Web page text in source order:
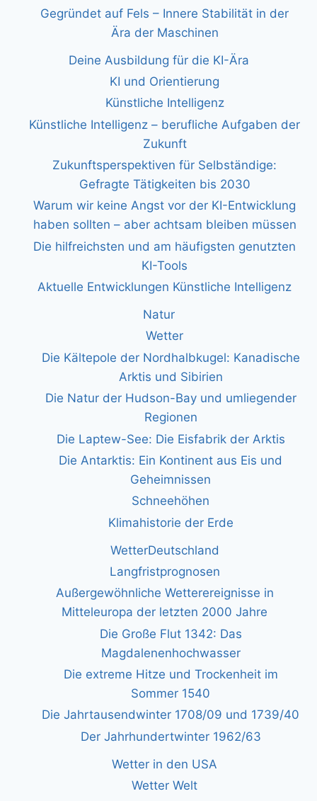
Gegründet auf Fels – Innere Stabilität in der
Ära der Maschinen
Deine Ausbildung für die KI-Ära
KI und Orientierung
Künstliche Intelligenz
Künstliche Intelligenz – berufliche Aufgaben der
Zukunft
Zukunftsperspektiven für Selbständige:
Gefragte Tätigkeiten bis 2030
Warum wir keine Angst vor der KI-Entwicklung
haben sollten – aber achtsam bleiben müssen
Die hilfreichsten und am häufigsten genutzten
KI-Tools
Aktuelle Entwicklungen Künstliche Intelligenz
Natur
Wetter
Die Kältepole der Nordhalbkugel: Kanadische
Arktis und Sibirien
Die Natur der Hudson-Bay und umliegender
Regionen
Die Laptew-See: Die Eisfabrik der Arktis
Die Antarktis: Ein Kontinent aus Eis und
Geheimnissen
Schneehöhen
Klimahistorie der Erde
WetterDeutschland
Langfristprognosen
Außergewöhnliche Wetterereignisse in
Mitteleuropa der letzten 2000 Jahre
Die Große Flut 1342: Das
Magdalenenhochwasser
Die extreme Hitze und Trockenheit im
Sommer 1540
Die Jahrtausendwinter 1708/09 und 1739/40
Der Jahrhundertwinter 1962/63
Wetter in den USA
Wetter Welt